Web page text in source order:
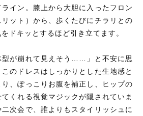
イン。膝上から大胆に入ったフロン
リット）から、歩くたびにチラリとの
ドキッとするほど引き立てます。
型が崩れて見えそう……」と不安に思
のドレスはしっかりとした生地感と
、ぽっこりお腹を補正し、ヒップの
くれる視覚マジックが隠されていま
次会で、誰よりもスタイリッシュに